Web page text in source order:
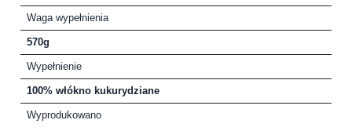
Waga wypełnienia
570g
Wypełnienie
100% włókno kukurydziane
Wyprodukowano